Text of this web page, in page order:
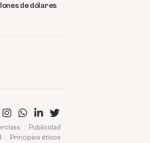
de dólares
Publicidad
Principios éticos